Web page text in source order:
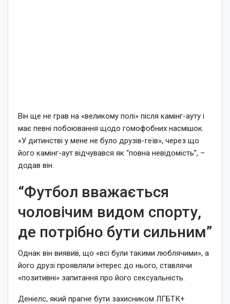
Він ще не грав на «великому полі» після камінг-ауту і
має певні побоювання щодо гомофобних насмішок.
«У дитинстві у мене не було друзів-геїв», через що
його камінг-аут відчувався як “повна невідомість”, –
додав він.
“Футбол вважається
чоловічим видом спорту,
де потрібно бути сильним”
Однак він виявив, що «всі були такими люблячими», а
його друзі проявляли інтерес до нього, ставлячи
«позитивні» запитання про його сексуальність.
Деніелс, який прагне бути захисником ЛГБТК+